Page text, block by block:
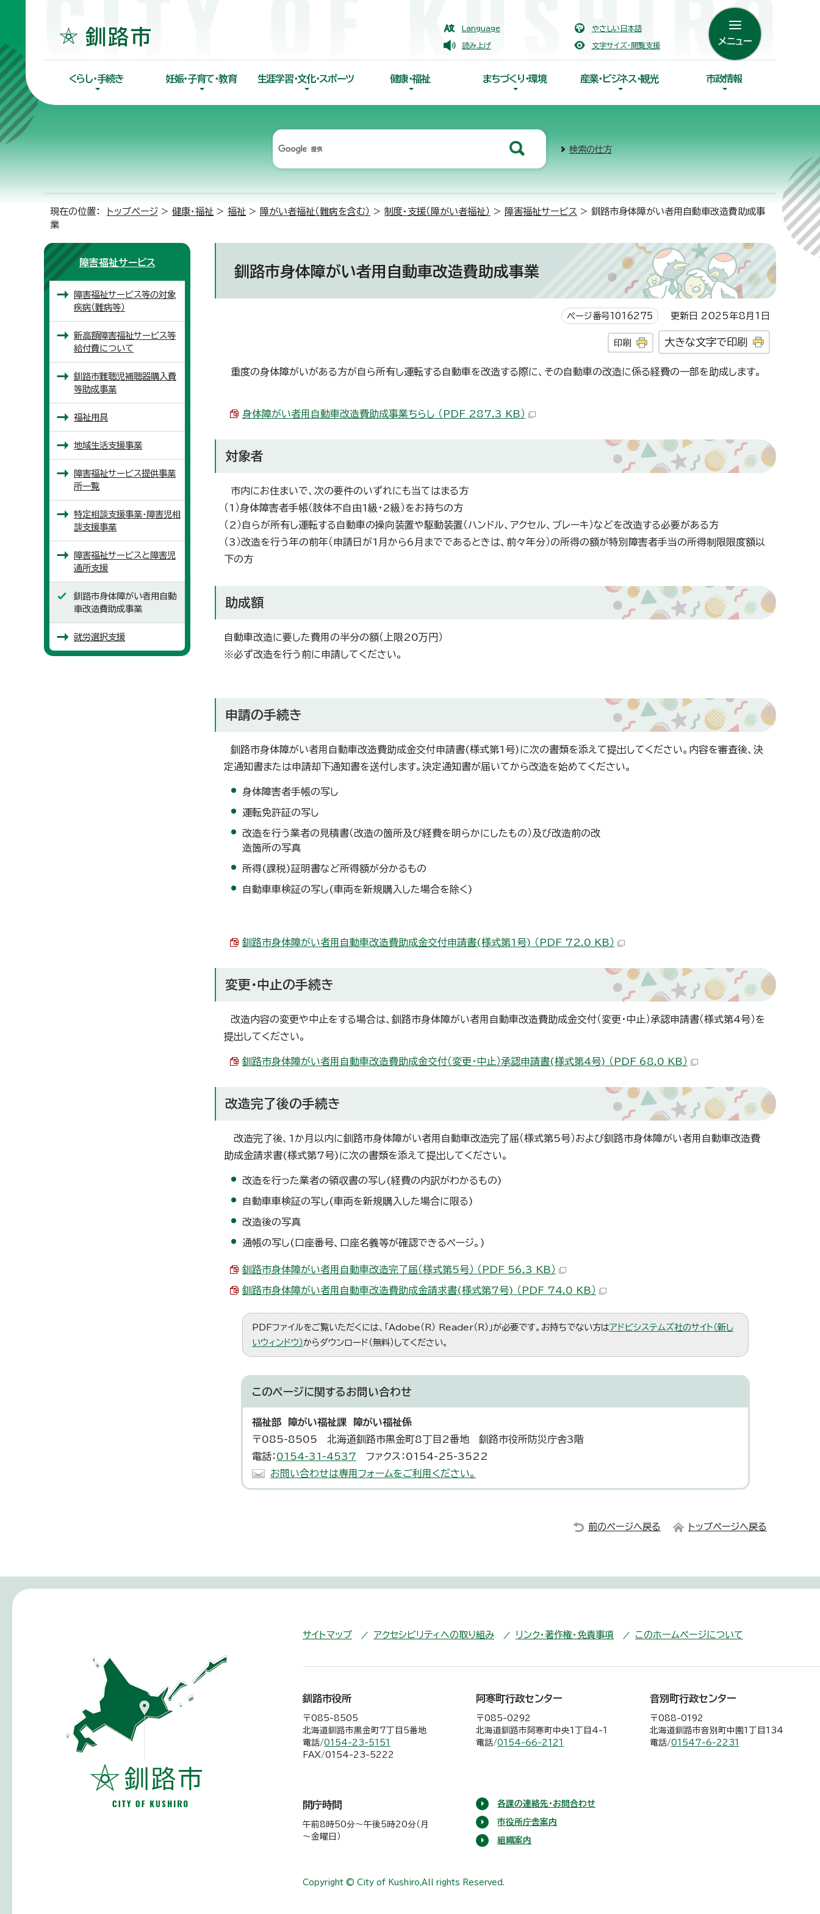
Language やさしい日本語
読み上げ 文字サイズ・閲覧支援 メニュー
くらし・手続き 妊娠・子育て・教育 生涯学習・文化・スポーツ 健康・福祉 まちづくり・環境 産業・ビジネス・観光 市政情報
検索の仕方
現在の位置： トップページ > 健康・福祉 > 福祉 > 障がい者福祉（難病を含む） > 制度・支援（障がい者福祉） > 障害福祉サービス > 釧路市身体障がい者用自動車改造費助成事
業
釧路市身体障がい者用自動車改造費助成事業
ページ番号1016275 更新日 2025年8月1日
印刷 大きな文字で印刷
重度の身体障がいがある方が自ら所有し運転する自動車を改造する際に、その自動車の改造に係る経費の一部を助成します。
身体障がい者用自動車改造費助成事業ちらし （PDF 287.3 KB）
対象者
市内にお住まいで、次の要件のいずれにも当てはまる方
（1）身体障害者手帳（肢体不自由1級・2級）をお持ちの方
（2）自らが所有し運転する自動車の操向装置や駆動装置（ハンドル、アクセル、ブレーキ）などを改造する必要がある方
（3）改造を行う年の前年（申請日が1月から6月までであるときは、前々年分）の所得の額が特別障害者手当の所得制限限度額以
下の方
助成額
自動車改造に要した費用の半分の額（上限20万円）
※必ず改造を行う前に申請してください。
申請の手続き
釧路市身体障がい者用自動車改造費助成金交付申請書(様式第1号)に次の書類を添えて提出してください。内容を審査後、決
定通知書または申請却下通知書を送付します。決定通知書が届いてから改造を始めてください。
身体障害者手帳の写し
運転免許証の写し
改造を行う業者の見積書（改造の箇所及び経費を明らかにしたもの）及び改造前の改
造箇所の写真
所得(課税)証明書など所得額が分かるもの
自動車車検証の写し(車両を新規購入した場合を除く)
釧路市身体障がい者用自動車改造費助成金交付申請書(様式第1号) （PDF 72.0 KB）
変更・中止の手続き
改造内容の変更や中止をする場合は、釧路市身体障がい者用自動車改造費助成金交付（変更・中止）承認申請書（様式第4号）を
提出してください。
釧路市身体障がい者用自動車改造費助成金交付（変更・中止）承認申請書(様式第4号) （PDF 68.0 KB）
改造完了後の手続き
改造完了後、1か月以内に釧路市身体障がい者用自動車改造完了届（様式第5号）および釧路市身体障がい者用自動車改造費
助成金請求書(様式第7号)に次の書類を添えて提出してください。
改造を行った業者の領収書の写し(経費の内訳がわかるもの)
自動車車検証の写し(車両を新規購入した場合に限る)
改造後の写真
通帳の写し(口座番号、口座名義等が確認できるページ。)
釧路市身体障がい者用自動車改造完了届（様式第5号） （PDF 56.3 KB）
釧路市身体障がい者用自動車改造費助成金請求書(様式第7号) （PDF 74.0 KB）
PDFファイルをご覧いただくには、「Adobe（R） Reader（R）」が必要です。お持ちでない方はアドビシステムズ社のサイト（新し
いウィンドウ）からダウンロード（無料）してください。
このページに関するお問い合わせ
福祉部 障がい福祉課 障がい福祉係
〒085-8505 北海道釧路市黒金町8丁目2番地 釧路市役所防災庁舎3階
電話： 0154-31-4537 ファクス：0154-25-3522
お問い合わせは専用フォームをご利用ください。
障害福祉サービス
障害福祉サービス等の対象
疾病（難病等）
新高額障害福祉サービス等
給付費について
釧路市難聴児補聴器購入費
等助成事業
福祉用具
地域生活支援事業
障害福祉サービス提供事業
所一覧
特定相談支援事業・障害児相
談支援事業
障害福祉サービスと障害児
通所支援
釧路市身体障がい者用自動
車改造費助成事業
就労選択支援
前のページへ戻る トップページへ戻る
サイトマップ アクセシビリティへの取り組み リンク・著作権・免責事項 このホームページについて
釧路市役所
〒085-8505
北海道釧路市黒金町7丁目5番地
電話/0154-23-5151
FAX/0154-23-5222
阿寒町行政センター
〒085-0292
北海道釧路市阿寒町中央1丁目4-1
電話/0154-66-2121
音別町行政センター
〒088-0192
北海道釧路市音別町中園1丁目134
電話/01547-6-2231
開庁時間
午前8時50分～午後5時20分（月
～金曜日）
各課の連絡先・お問合わせ
市役所庁舎案内
組織案内
Copyright © City of Kushiro,All rights Reserved.